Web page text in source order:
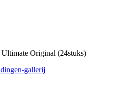
Original (24stuks)
gallerij